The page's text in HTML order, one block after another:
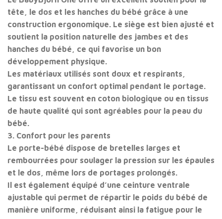
tête, le dos et les hanches du bébé grâce à une
construction ergonomique. Le siège est bien ajusté et
soutient la position naturelle des jambes et des
hanches du bébé, ce qui favorise un bon
développement physique.
Les matériaux utilisés sont doux et respirants,
garantissant un confort optimal pendant le portage.
Le tissu est souvent en coton biologique ou en tissus
de haute qualité qui sont agréables pour la peau du
bébé.
3. Confort pour les parents
Le porte-bébé dispose de bretelles larges et
rembourrées pour soulager la pression sur les épaules
et le dos, même lors de portages prolongés.
Il est également équipé d’une ceinture ventrale
ajustable qui permet de répartir le poids du bébé de
manière uniforme, réduisant ainsi la fatigue pour le